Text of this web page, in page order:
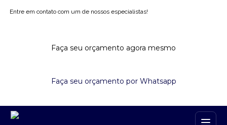
Entre em contato com um de nossos especialistas!
Faça seu orçamento agora mesmo
Faça seu orçamento por Whatsapp